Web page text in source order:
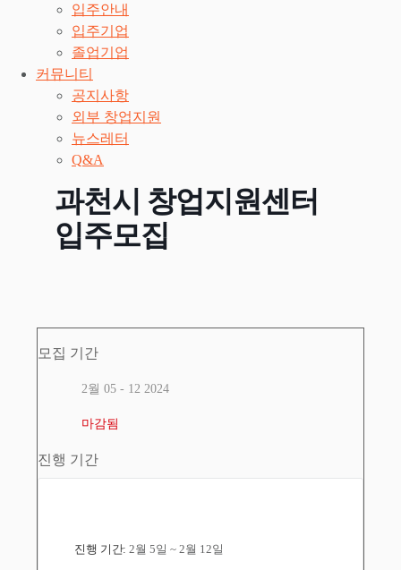
입주안내
입주기업
졸업기업
커뮤니티
공지사항
외부 창업지원
뉴스레터
Q&A
과천시 창업지원센터
입주모집
모집 기간
2월 05 - 12 2024
마감됨
진행 기간
진행 기간: 2월 5일 ~ 2월 12일